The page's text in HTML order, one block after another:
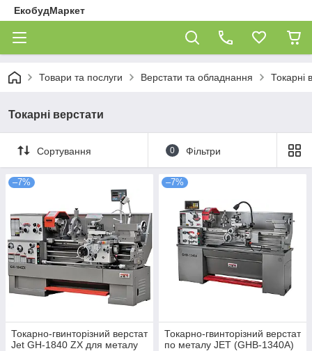
ЕкобудМаркет
Товари та послуги Верстати та обладнання Токарні
Токарні верстати
Сортування 0 Фільтри
–7%
Токарно-гвинторізний верстат
Jet GH-1840 ZX для металу
–7%
Токарно-гвинторізний верстат
по металу JET (GHB-1340A)